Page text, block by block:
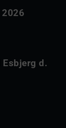
d.